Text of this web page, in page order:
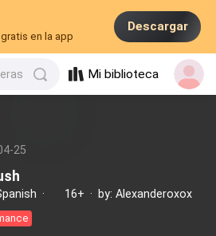
en la app
Descargar
Mi biblioteca
25
· 16+ · by: Alexanderoxox